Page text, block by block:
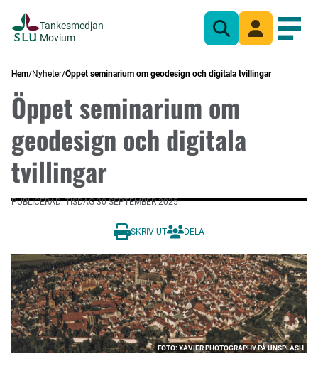
Tankesmedjan
Movium
Sök Mina sidor
Hem Nyheter Öppet seminarium om geodesign och digitala tvillingar
Öppet seminarium om
geodesign och digitala
tvillingar
PUBLICERAD: TISDAG 30 SEPTEMBER 2025
SKRIV UT DELA
FOTO: XAVIER PHOTOGRAPHY PÅ UNSPLASH